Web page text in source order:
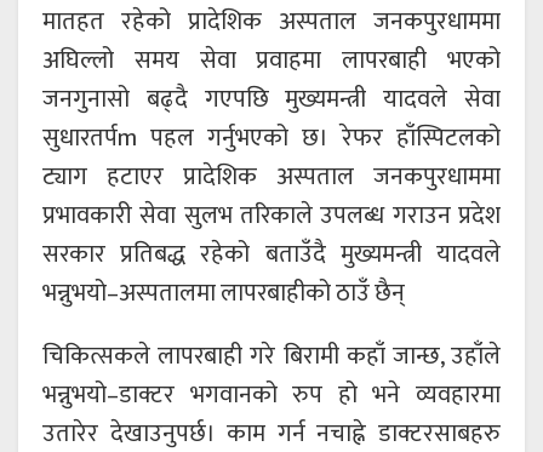
मातहत रहेको प्रादेशिक अस्पताल जनकपुरधाममा
अघिल्लो समय सेवा प्रवाहमा लापरबाही भएको
जनगुनासो बढ्दै गएपछि मुख्यमन्त्री यादवले सेवा
सुधारतर्पm पहल गर्नुभएको छ। रेफर हाँस्पिटलको
ट्याग हटाएर प्रादेशिक अस्पताल जनकपुरधाममा
प्रभावकारी सेवा सुलभ तरिकाले उपलब्ध गराउन प्रदेश
सरकार प्रतिबद्ध रहेको बताउँदै मुख्यमन्त्री यादवले
भन्नुभयो–अस्पतालमा लापरबाहीको ठाउँ छैन्
चिकित्सकले लापरबाही गरे बिरामी कहाँ जान्छ, उहाँले
भन्नुभयो–डाक्टर भगवानको रुप हो भने व्यवहारमा
उतारेर देखाउनुपर्छ। काम गर्न नचाह्ने डाक्टरसाबहरु